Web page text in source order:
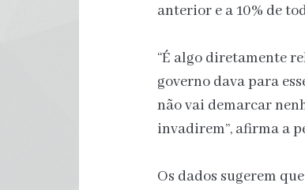
anterior e a 10% de
“É algo diretamente
governo dava para
não vai demarcar
invadirem”, afirma a
Os dados sugerem